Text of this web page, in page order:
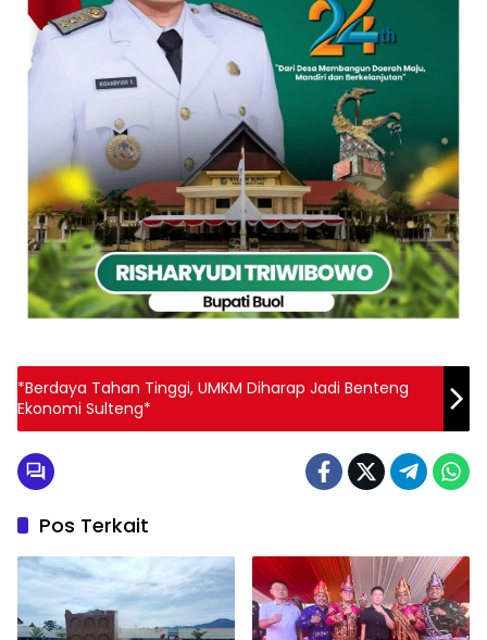
*Berdaya Tahan Tinggi, UMKM Diharap Jadi Benteng
Ekonomi Sulteng*
Pos Terkait